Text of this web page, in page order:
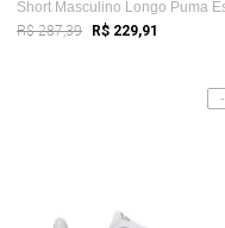
R$ 287,39 R$ 229,91